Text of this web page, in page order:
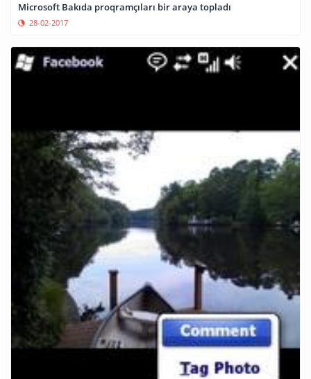
Microsoft Bakıda proqramçıları bir araya topladı
28-02-2017